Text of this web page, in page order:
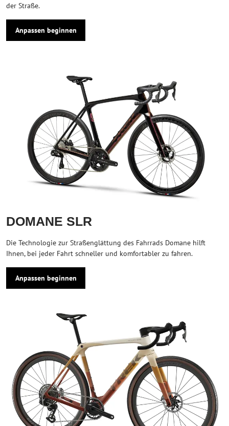
der Straße.
Anpassen beginnen
DOMANE SLR
Die Technologie zur Straßenglättung des Fahrrads Domane hilft
Ihnen, bei jeder Fahrt schneller und komfortabler zu fahren.
Anpassen beginnen